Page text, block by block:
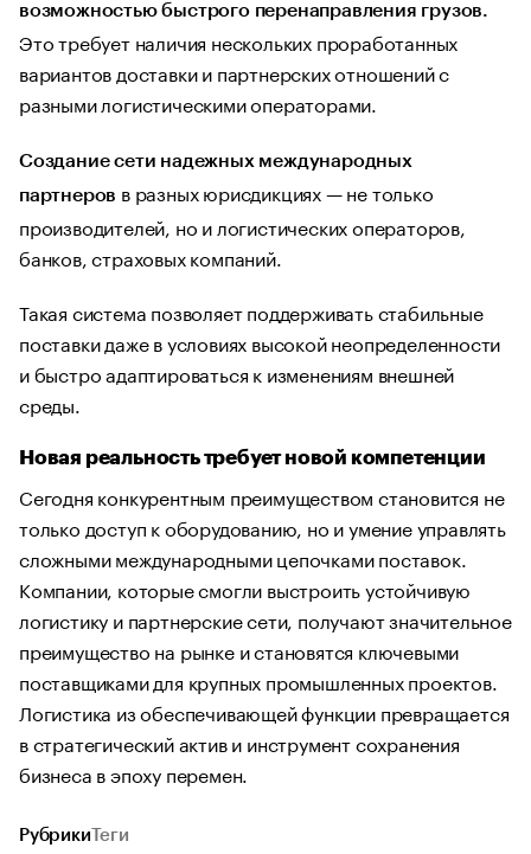
возможностью быстрого перенаправления грузов.
Это требует наличия нескольких проработанных
вариантов доставки и партнерских отношений с
разными логистическими операторами.
Создание сети надежных международных
партнеров в разных юрисдикциях — не только
производителей, но и логистических операторов,
банков, страховых компаний.
Такая система позволяет поддерживать стабильные
поставки даже в условиях высокой неопределенности
и быстро адаптироваться к изменениям внешней
среды.
Новая реальность требует новой компетенции
Сегодня конкурентным преимуществом становится не
только доступ к оборудованию, но и умение управлять
сложными международными цепочками поставок.
Компании, которые смогли выстроить устойчивую
логистику и партнерские сети, получают значительное
преимущество на рынке и становятся ключевыми
поставщиками для крупных промышленных проектов.
Логистика из обеспечивающей функции превращается
в стратегический актив и инструмент сохранения
бизнеса в эпоху перемен.
Рубрики Теги